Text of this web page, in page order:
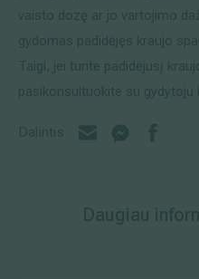
vaisto dozę ar jo vartojimo
gydomas padidėjęs kraujo
Taigi, jei turite padidėjusį
pasikonsultuokite su gydytoju
Dalintis
Daugiau